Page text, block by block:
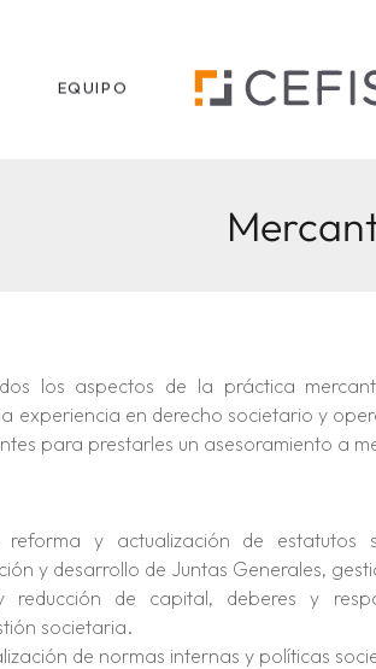
EQUIPO
los aspectos de la práctica
experiencia en derecho societario y
para prestarles un asesoramiento a
y actualización de estatutos
y desarrollo de Juntas Generales,
de capital, deberes y
societaria.
de normas internas y políticas